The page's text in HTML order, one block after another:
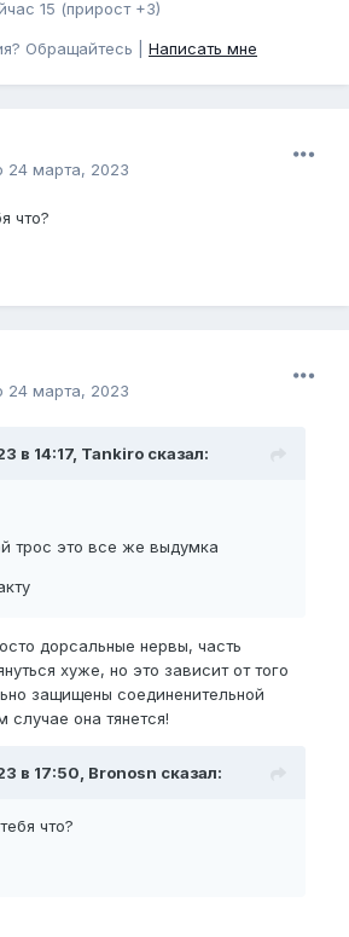
15 (прирост +3)
Обращайтесь | Написать мне
24 марта, 2023
что?
24 марта, 2023
в 14:17, Tankiro сказал:
трос это все же выдумка
дорсальные нервы, часть
хуже, но это зависит от того
защищены соединенительной
она тянется!
в 17:50, Bronosn сказал:
что?